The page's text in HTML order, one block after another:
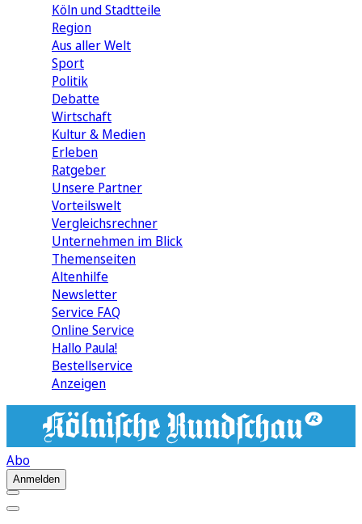
Köln und Stadtteile
Region
Aus aller Welt
Sport
Politik
Debatte
Wirtschaft
Kultur & Medien
Erleben
Ratgeber
Unsere Partner
Vorteilswelt
Vergleichsrechner
Unternehmen im Blick
Themenseiten
Altenhilfe
Newsletter
Service FAQ
Online Service
Hallo Paula!
Bestellservice
Anzeigen
Abo
Anmelden